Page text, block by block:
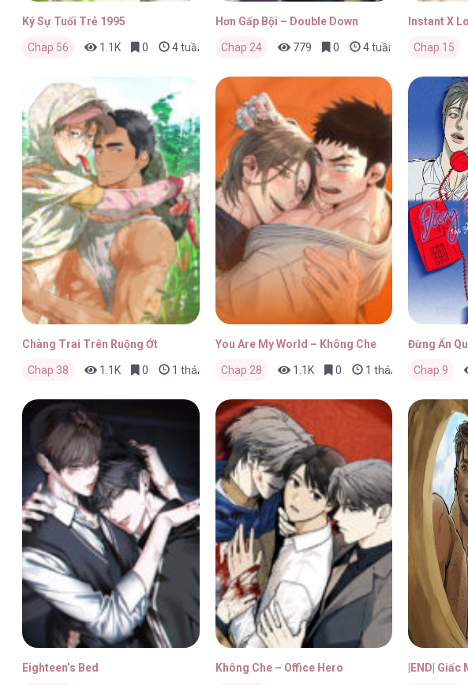
Ký Sự Tuổi Trẻ 1995
Chap 56 1.1K 0 4 tuần trước
Hơn Gấp Bội – Double Down
Chap 24 779 0 4 tuần trước
Instant X
Chap 15
Chàng Trai Trên Ruộng Ớt
Chap 38 1.1K 0 1 tháng trước
You Are My World – Không Che
Chap 28 1.1K 0 1 tháng trước
Đừng Ấn
Chap 9
Eighteen’s Bed Không Che – Office Hero |END|